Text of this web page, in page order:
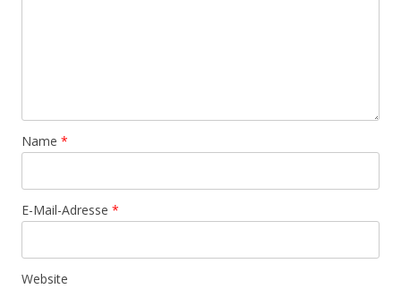
Name *
E-Mail-Adresse *
Website